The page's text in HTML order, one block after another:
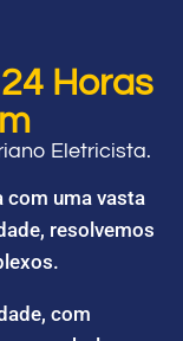
Horas
Eletricista.
com uma vasta
resolvemos
com